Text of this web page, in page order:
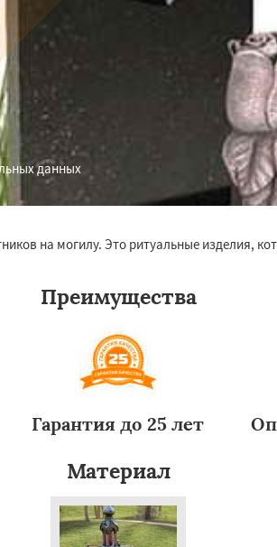
данных
на могилу. Это ритуальные изделия,
Преимущества
Гарантия до 25 лет
Материал